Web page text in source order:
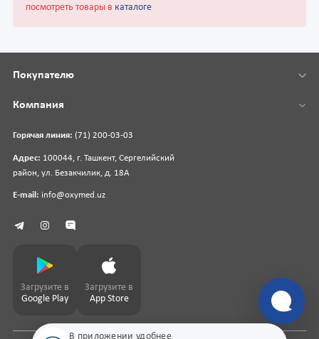
посмотреть товары в каталоге
В приложении удобнее
Горячая линия: (71) 200-03-03
Адрес: 100044, г. Ташкент, Сергелийский
район, ул. Безакчилик, д. 18А
E-mail: info@oxymed.uz
Покупателю
Компания
Загрузите в
Google Play
Загрузите в
App Store